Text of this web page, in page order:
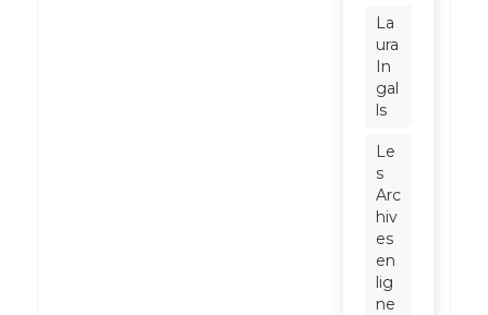
La
ura
In
gal
ls
Le
s
Arc
hiv
es
en
lig
ne